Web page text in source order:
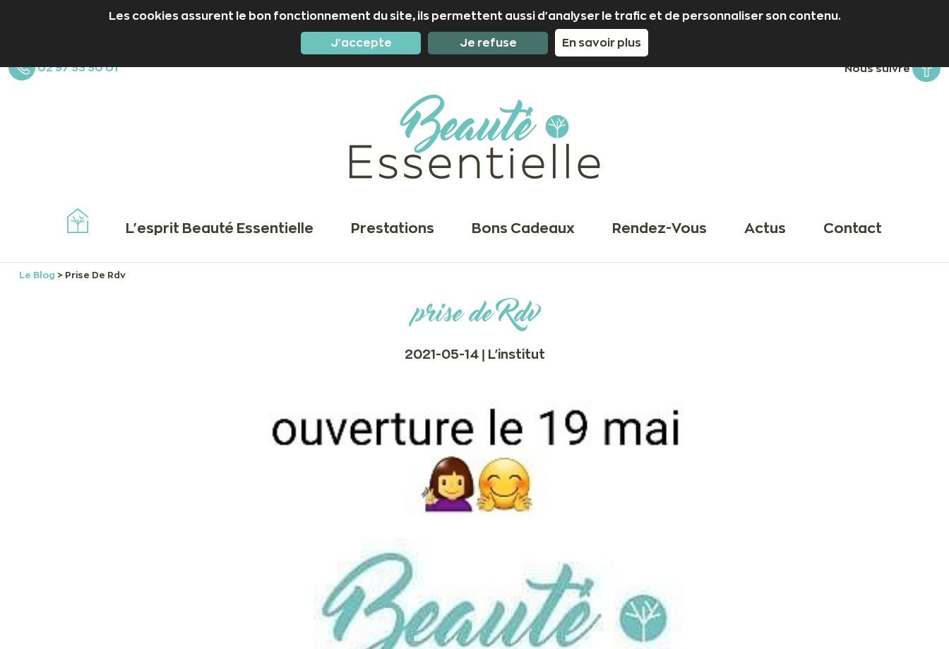
Les cookies assurent le bon fonctionnement du site, ils permettent aussi d'analyser le trafic et de personnaliser son contenu.
J'accepte Je refuse En savoir plus
02 97 53 50 01 Nous suivre
L'esprit Beauté Essentielle Prestations Bons Cadeaux Rendez-Vous Actus Contact
Le Blog > Prise De Rdv
prise de Rdv
2021-05-14 | L'institut